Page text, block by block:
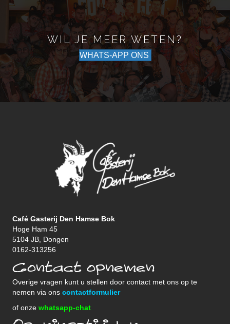
WIL JE MEER WETEN?
WHATS-APP ONS
Café Gasterij Den Hamse Bok
Hoge Ham 45
5104 JB, Dongen
0162-313256
Contact opnemen
Overige vragen kunt u stellen door contact met ons op te
nemen via ons contactformulier
of onze whatsapp-chat